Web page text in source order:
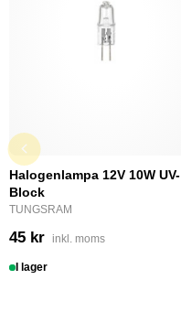
Halogenlampa 12V 10W UV-
Block
TUNGSRAM
45 kr inkl. moms
I lager